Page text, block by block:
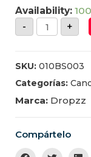
Availability:
-
+
SKU: 010BS003
Categorías:
Marca: Dropzz
Compártelo